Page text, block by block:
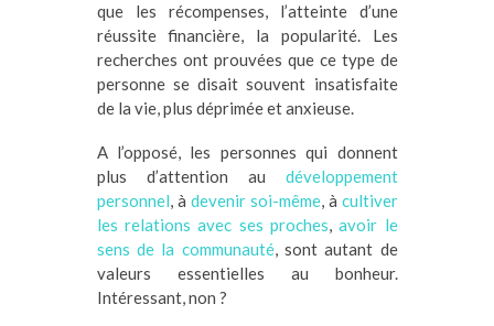
que les récompenses, l’atteinte d’une
réussite financière, la popularité. Les
recherches ont prouvées que ce type de
personne se disait souvent insatisfaite
de la vie, plus déprimée et anxieuse.
A l’opposé, les personnes qui donnent
plus d’attention au développement
personnel, à devenir soi-même, à cultiver
les relations avec ses proches,avoir le
sens de la communauté, sont autant de
valeurs essentielles au bonheur.
Intéressant, non ?